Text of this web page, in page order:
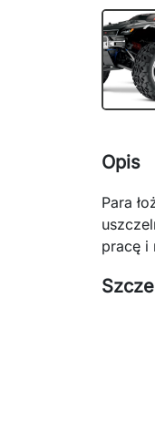
Opis
Para
pracę i